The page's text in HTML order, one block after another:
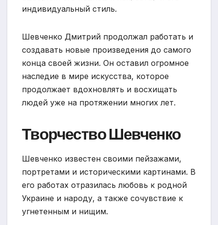
индивидуальный стиль.
Шевченко Дмитрий продолжал работать и
создавать новые произведения до самого
конца своей жизни. Он оставил огромное
наследие в мире искусства, которое
продолжает вдохновлять и восхищать
людей уже на протяжении многих лет.
Творчество Шевченко
Шевченко известен своими пейзажами,
портретами и историческими картинами. В
его работах отразилась любовь к родной
Украине и народу, а также сочувствие к
угнетенным и нищим.